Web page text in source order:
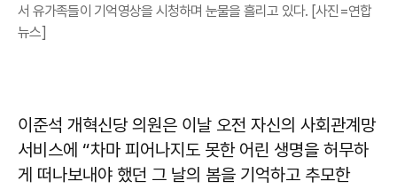
서 유가족들이 기억영상을 시청하며 눈물을 흘리고 있다. [사진=연합
뉴스]
이준석 개혁신당 의원은 이날 오전 자신의 사회관계망
서비스에 “차마 피어나지도 못한 어린 생명을 허무하
게 떠나보내야 했던 그 날의 봄을 기억하고 추모한